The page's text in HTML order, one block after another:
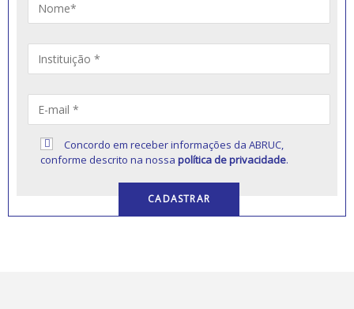
Concordo em receber informações da ABRUC,
conforme descrito na nossapolítica de privacidade.